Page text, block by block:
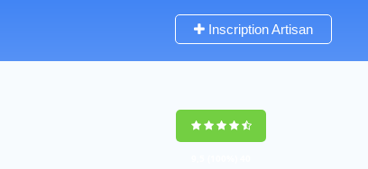
Inscription Artisan